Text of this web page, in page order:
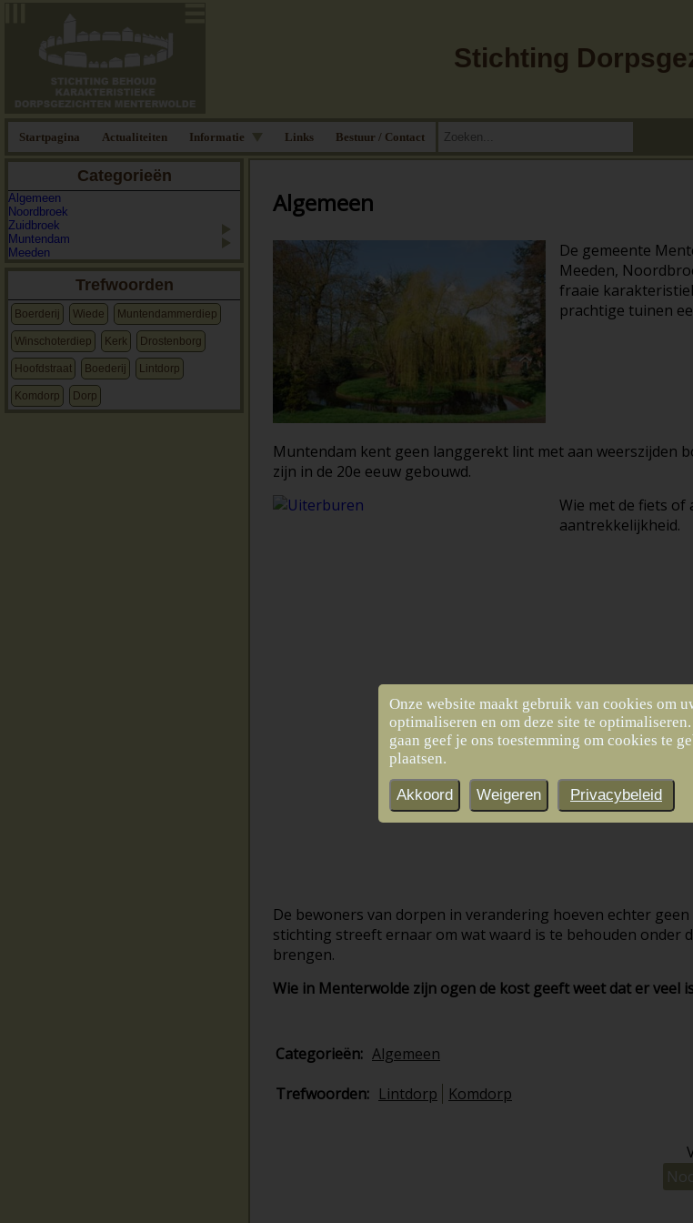
Stichting
Startpagina Actualiteiten Informatie Links Bestuur / Contact
Categorieën
Algemeen
Noordbroek
Zuidbroek
Muntendam
Meeden
Trefwoorden
Boerderij Wiede Muntendammerdiep
Winschoterdiep Kerk Drostenborg
Hoofdstraat Boederij Lintdorp
Komdorp Dorp
Algemeen
De gemeente
Meeden,
fraaie
prachtige tuinen
Muntendam kent geen langgerekt lint met aan weerszijden
zijn in de 20e eeuw gebouwd.
Wie met de fiets
aantrekkelijkheid.
De tijd staat
slopershamer tot
De bewoners van dorpen in verandering hoeven echter
stichting streeft ernaar om wat waard is te behouden onder
brengen.
Wie in Menterwolde zijn ogen de kost geeft weet dat er veel
Categorieën: Algemeen
Trefwoorden: Lintdorp Komdorp
Onze website maakt gebruik van cookies om
optimaliseren en om deze site te
gaan geef je ons toestemming om cookies te
plaatsen.
Akkoord Weigeren Privacybeleid